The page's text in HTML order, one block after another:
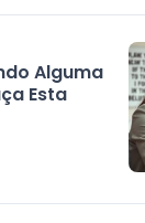
Alguma
Esta